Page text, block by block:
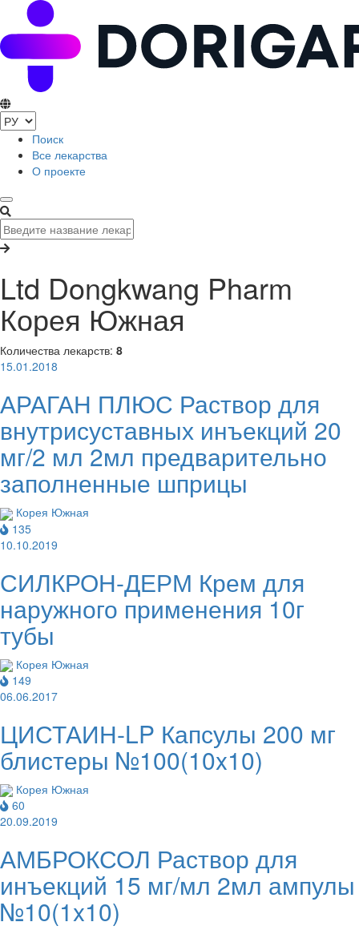
Поиск
Все лекарства
О проекте
Ltd Dongkwang Pharm
Корея Южная
Количества лекарств: 8
15.01.2018
АРАГАН ПЛЮС Раствор для
внутрисуставных инъекций 20
мг/2 мл 2мл предварительно
заполненные шприцы
Корея Южная
135
10.10.2019
СИЛКРОН-ДЕРМ Крем для
наружного применения 10г
тубы
Корея Южная
149
06.06.2017
ЦИСТАИН-LP Капсулы 200 мг
блистеры №100(10x10)
Корея Южная
60
20.09.2019
АМБРОКСОЛ Раствор для
инъекций 15 мг/мл 2мл ампулы
№10(1x10)